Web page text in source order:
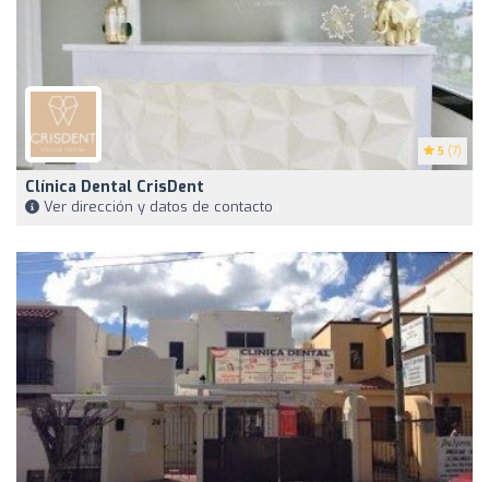
5 (7)
Clínica Dental CrisDent
Ver dirección y datos de contacto